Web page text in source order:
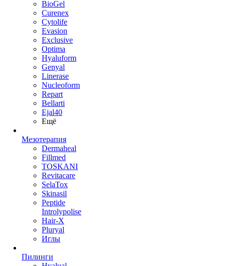
BioGel
Curenex
Cytolife
Evasion
Exclusive
Optima
Hyaluform
Genyal
Linerase
Nucleoform
Repart
Bellarti
Ejal40
Ещё
Мезотерапия
Dermaheal
Fillmed
TOSKANI
Revitacare
SelaTox
Skinasil
Peptide
Introlypolise
Hair-X
Pluryal
Иглы
Пилинги